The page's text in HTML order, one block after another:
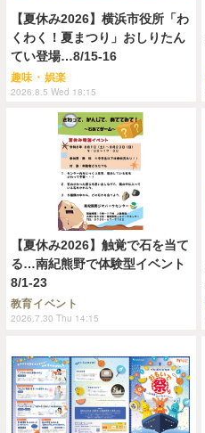
【夏休み2026】横浜市役所「わ
くわく！夏まつり」おしりたん
てい登場…8/15-16
趣味・娯楽
2026.8.5 Wed 18:15
【夏休み2026】触覚で石を当て
る…南紀熊野で体験型イベント
8/1-23
教育イベント
2026.7.30 Thu 14:15